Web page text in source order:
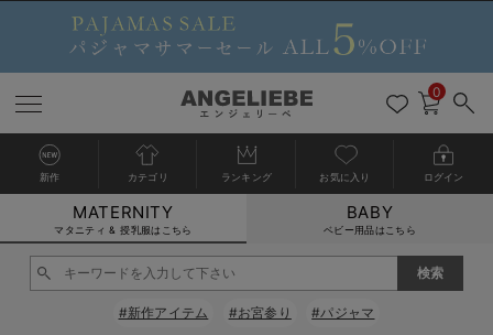
マタニティウェア全て
マタニティ ワンピース
マタニティ 下着・インナー全て
授乳ブラ・マタニティブラ（マタニティインナー・産後用品）
授乳服全て
マタニティ フォーマル全て
マタニティ スーツ
授乳用品全て
妊婦用 抱き枕・授乳クッション
マタニティレッグウェア全て
マタニティストッキング・タイツ
マタニティ ボディケア全て
アウトレット全て
【アウトレット】ワンピース
特集全て
再入荷全て
再入荷｜インナー
戻る
送料無料アイテム全て
ワンピース
戻る
ブラキャミ おまとめ
戻る
【37周年祭セール】
【37周年祭セール】
戻る
気温差別オススメア
【15℃】3月下旬～
戻る
動きやすく着回しで
戻る
強撚スムース(コスパ
戻る
マタニティウェア
【おまとめ割】パジ
戻る
こだわりの履き心地
カジュアル
戻る
ジャケット派
戻る
出産準備応援割全て
マタニティパジャマ
戻る
【オフィスカジュア
戻る
レギンスタイプ
戻る
【フォーマル】ワン
戻る
【ベビー】長袖
戻る
ハンカチ
戻る
快適ウェア10%OFF
戻る
春のマタニティワン
セットアップ・ レイ
戻る
Gift Selection 出産
〜3,000円（税込）
戻る
冬の冷え対策インナ
薄くてあったか
戻る
入院準備の持ち物チ
入院してすぐ使うグ
戻る
冬のあったか特集全て
【冬のあったか特集
0
新作 カテゴリ ランキング お気に入り ログイン
MATERNITY
マタニティ & 授乳服はこちら
BABY
ベビー用品はこちら
#新作アイテム #お宮参り #パジャマ